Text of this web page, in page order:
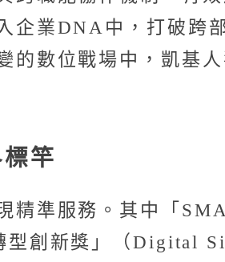
企業DNA中，打破跨
的數位戰場中，凱基
竿
精準服務。其中「
型創新獎」（Digital